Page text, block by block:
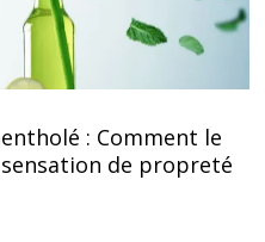
: Comment le
de propreté